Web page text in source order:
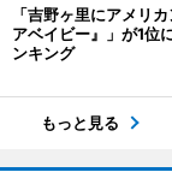
「吉野ヶ里にアメリ
アベイビー』」が1位
ンキング
もっと見る